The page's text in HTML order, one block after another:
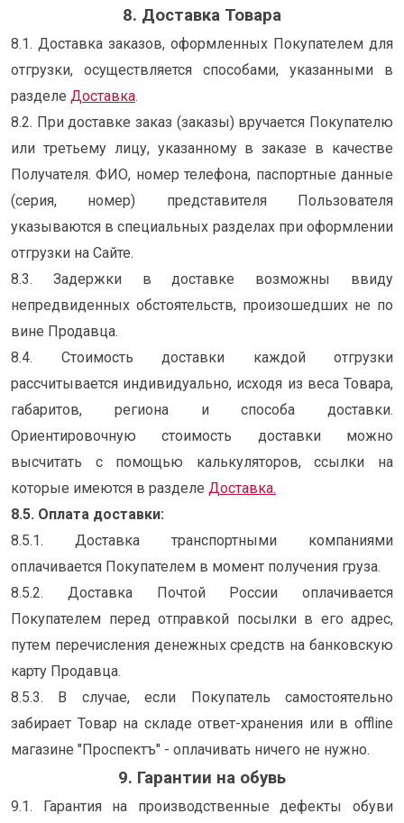
8. Доставка Товара
8.1. Доставка заказов, оформленных Покупателем для
отгрузки, осуществляется способами, указанными в
разделе Доставка.
8.2. При доставке заказ (заказы) вручается Покупателю
или третьему лицу, указанному в заказе в качестве
Получателя. ФИО, номер телефона, паспортные данные
(серия, номер) представителя Пользователя
указываются в специальных разделах при оформлении
отгрузки на Сайте.
8.3. Задержки в доставке возможны ввиду
непредвиденных обстоятельств, произошедших не по
вине Продавца.
8.4. Стоимость доставки каждой отгрузки
рассчитывается индивидуально, исходя из веса Товара,
габаритов, региона и способа доставки.
Ориентировочную стоимость доставки можно
высчитать с помощью калькуляторов, ссылки на
которые имеются в разделе Доставка.
8.5. Оплата доставки:
8.5.1. Доставка транспортными компаниями
оплачивается Покупателем в момент получения груза.
8.5.2. Доставка Почтой России оплачивается
Покупателем перед отправкой посылки в его адрес,
путем перечисления денежных средств на банковскую
карту Продавца.
8.5.3. В случае, если Покупатель самостоятельно
забирает Товар на складе ответ-хранения или в offline
магазине "Проспектъ" - оплачивать ничего не нужно.
9. Гарантии на обувь
9.1. Гарантия на производственные дефекты обуви